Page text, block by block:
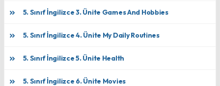
5. Sınıf İngilizce 3. Ünite Games And Hobbies
5. Sınıf İngilizce 4. Ünite My Daily Routines
5. Sınıf İngilizce 5. Ünite Health
5. Sınıf İngilizce 6. Ünite Movies